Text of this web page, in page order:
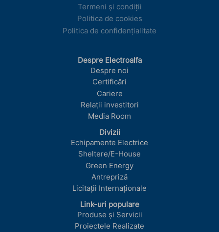
Termeni și condiții
Politica de cookies
Politica de confidențialitate
Despre Electroalfa
Despre noi
Certificări
Cariere
Relații investitori
Media Room
Divizii
Echipamente Electrice
Sheltere/E-House
Green Energy
Antrepriză
Licitații Internaționale
Link-uri populare
Produse și Servicii
Proiectele Realizate